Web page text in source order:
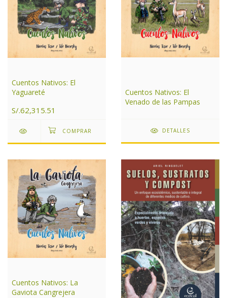
Cuentos Nativos: El
Yaguareté
S/.62,315.51
Cuentos Nativos: El
Venado de las Pampas
DETALLES
Cuentos Nativos: La
Gaviota Cangrejera